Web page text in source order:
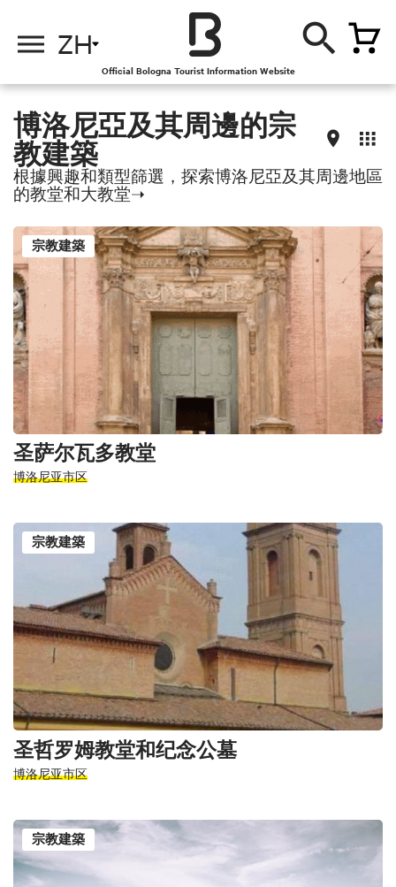
ZH
Official Bologna Tourist Information Website
博洛尼亞及其周邊的宗
教建築
根據興趣和類型篩選，探索博洛尼亞及其周邊地區
的教堂和大教堂➝
宗教建築
圣萨尔瓦多教堂
博洛尼亚市区
宗教建築
圣哲罗姆教堂和纪念公墓
博洛尼亚市区
宗教建築